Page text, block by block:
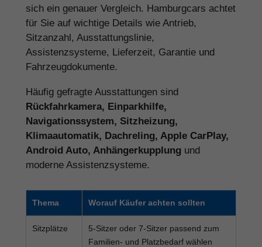
sich ein genauer Vergleich. Hamburgcars achtet
für Sie auf wichtige Details wie Antrieb,
Sitzanzahl, Ausstattungslinie,
Assistenzsysteme, Lieferzeit, Garantie und
Fahrzeugdokumente.
Häufig gefragte Ausstattungen sind
Rückfahrkamera, Einparkhilfe,
Navigationssystem, Sitzheizung,
Klimaautomatik, Dachreling, Apple CarPlay,
Android Auto, Anhängerkupplung und
moderne Assistenzsysteme.
Thema Worauf Käufer achten sollten
Sitzplätze
5-Sitzer oder 7-Sitzer passend zum
Familien- und Platzbedarf wählen